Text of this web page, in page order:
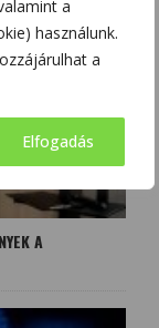
a
használunk.
a
Elfogadás
A